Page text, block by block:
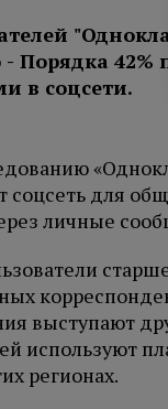
соцсеть для
личные
выступают
используют
регионах.